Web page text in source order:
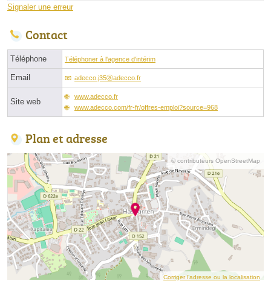
Signaler une erreur
Contact
Téléphone Téléphoner à l'agence d'intérim
Email adecco.j35ⓐadecco.fr
Site web
www.adecco.fr
www.adecco.com/fr-fr/offres-emploi?source=968
Plan et adresse
© contributeurs OpenStreetMap
Corriger l’adresse ou la localisation